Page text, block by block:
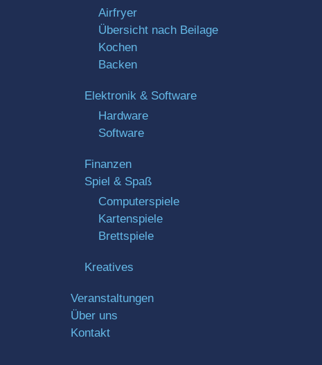
Airfryer
Übersicht nach Beilage
Kochen
Backen
Elektronik & Software
Hardware
Software
Finanzen
Spiel & Spaß
Computerspiele
Kartenspiele
Brettspiele
Kreatives
Veranstaltungen
Über uns
Kontakt